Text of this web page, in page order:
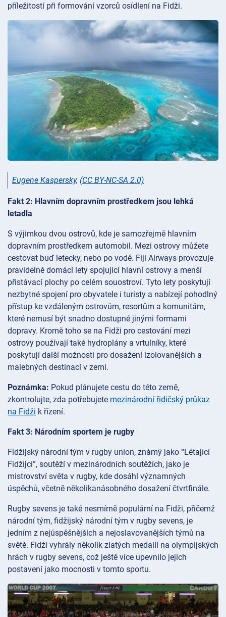
příležitostí při formování vzorců osídlení na Fidži.
Eugene Kaspersky, (CC BY-NC-SA 2.0)
Fakt 2: Hlavním dopravním prostředkem jsou lehká
letadla
S výjimkou dvou ostrovů, kde je samozřejmě hlavním
dopravním prostředkem automobil. Mezi ostrovy můžete
cestovat buď letecky, nebo po vodě. Fiji Airways provozuje
pravidelné domácí lety spojující hlavní ostrovy a menší
přistávací plochy po celém souostroví. Tyto lety poskytují
nezbytné spojení pro obyvatele i turisty a nabízejí pohodlný
přístup ke vzdáleným ostrovům, resortům a komunitám,
které nemusí být snadno dostupné jinými formami
dopravy. Kromě toho se na Fidži pro cestování mezi
ostrovy používají také hydroplány a vrtulníky, které
poskytují další možnosti pro dosažení izolovanějších a
malebných destinací v zemi.
Poznámka: Pokud plánujete cestu do této země,
zkontrolujte, zda potřebujete mezinárodní řidičský průkaz
na Fidži k řízení.
Fakt 3: Národním sportem je rugby
Fidžijský národní tým v rugby union, známý jako “Létající
Fidžijci”, soutěží v mezinárodních soutěžích, jako je
mistrovství světa v rugby, kde dosáhl významných
úspěchů, včetně několikanásobného dosažení čtvrtfinále.
Rugby sevens je také nesmírně populární na Fidži, přičemž
národní tým, fidžijský národní tým v rugby sevens, je
jedním z nejúspěšnějších a nejoslavovanějších týmů na
světě. Fidži vyhrály několik zlatých medailí na olympijských
hrách v rugby sevens, což ještě více upevnilo jejich
postavení jako mocnosti v tomto sportu.